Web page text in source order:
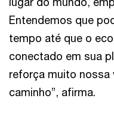
Entendemos que
tempo até que o
conectado em sua
reforça muito nossa
caminho”, afirma.